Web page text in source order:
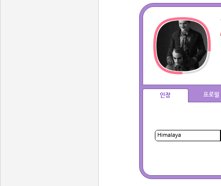
인장 프로필